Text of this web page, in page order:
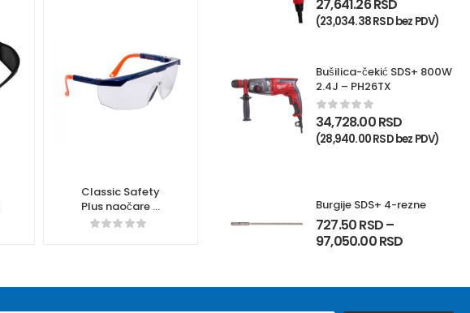
27,641.26RSD
(23,034.38RSDbez PDV)
Bušilica-čekić SDS+ 800W
2.4J – PH26TX
34,728.00RSD
(28,940.00RSDbez PDV)
Burgije SDS+ 4-rezne
727.50RSD–
97,050.00RSD
Classic Safety
Plus naočare –
PS33